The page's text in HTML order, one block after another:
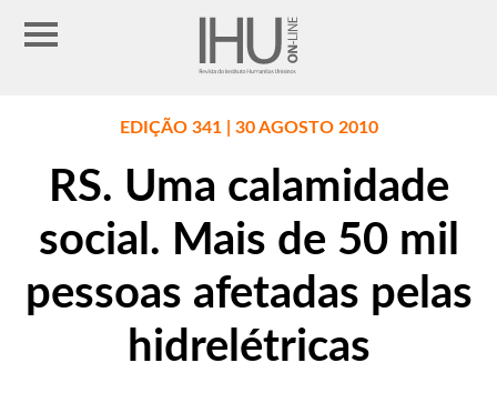
EDIÇÃO 341 | 30 AGOSTO 2010
RS. Uma calamidade
social. Mais de 50 mil
pessoas afetadas pelas
hidrelétricas